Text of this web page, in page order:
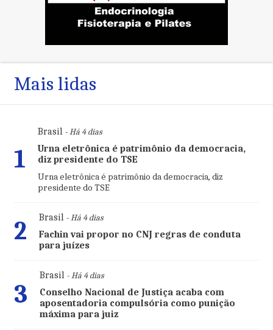
Mais lidas
1
Brasil- Há 4 dias
Urna eletrônica é patrimônio da democracia,
diz presidente do TSE
Urna eletrônica é patrimônio da democracia, diz
presidente do TSE
2 Brasil- Há 4 dias
Fachin vai propor no CNJ regras de conduta
para juízes
3
Brasil- Há 4 dias
Conselho Nacional de Justiça acaba com
aposentadoria compulsória como punição
máxima para juiz